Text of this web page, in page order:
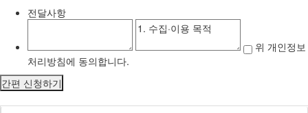
전달사항
위 개인정보
처리방침에 동의합니다.
간편 신청하기